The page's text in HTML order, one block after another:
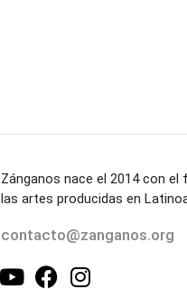
Zánganos nace el 2014 con el
las artes producidas en
contacto@zanganos.org